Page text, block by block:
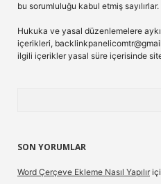
bu sorumluluğu kabul etmiş sayılırlar.
Hukuka ve yasal düzenlemelere
içerikleri,
ilgili içerikler yasal süre içerisinde
SON YORUMLAR
Word Çerçeve Ekleme Nasıl Yapılır